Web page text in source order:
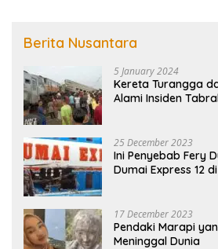
Berita Nusantara
5 January 2024
Kereta Turangga
Alami Insiden
25 December 2023
Ini Penyebab Fery
Dumai Express 12
17 December 2023
Pendaki Marapi
Meninggal Dunia